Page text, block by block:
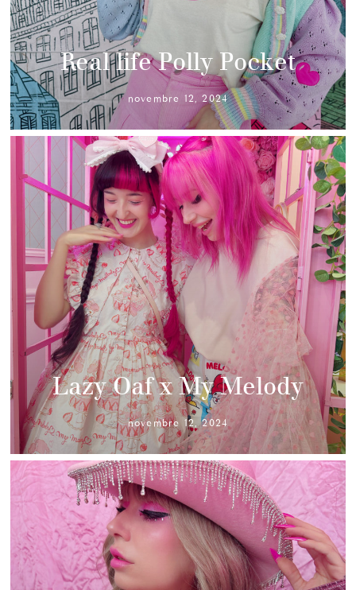
Real life Polly Pocket
novembre 12, 2024
Lazy Oaf x My Melody
novembre 12, 2024